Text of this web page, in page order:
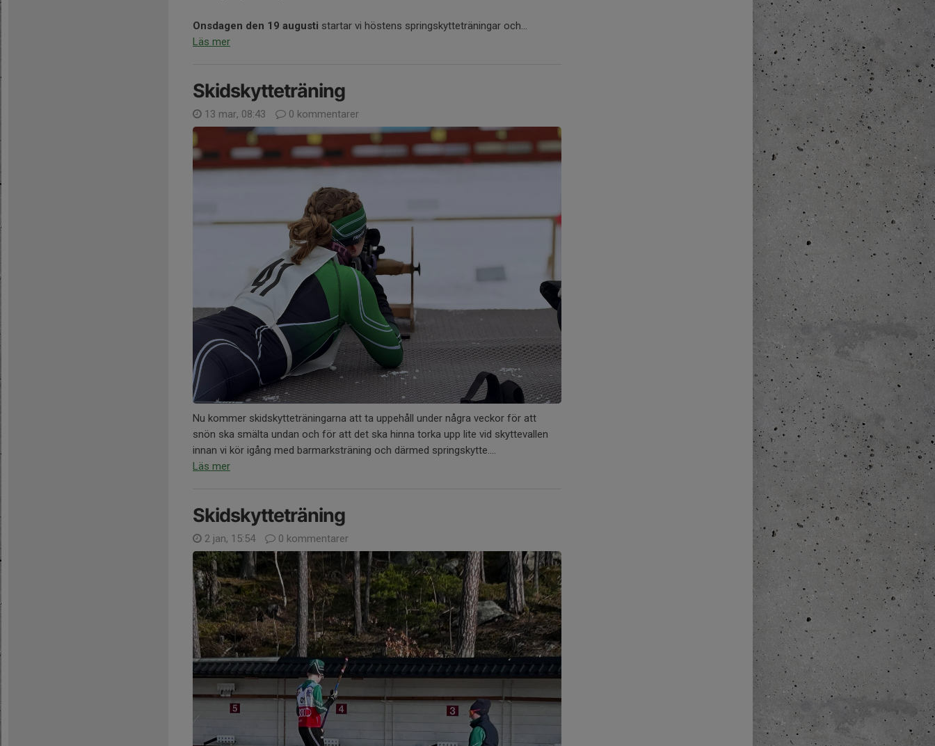
Onsdagen den 19 augusti startar vi höstens springskytteträningar och...
Läs mer
Skidskytteträning
13 mar, 08:43 0 kommentarer
Nu kommer skidskytteträningarna att ta uppehåll under några veckor för att
snön ska smälta undan och för att det ska hinna torka upp lite vid skyttevallen
innan vi kör igång med barmarksträning och därmed springskytte....
Läs mer
Skidskytteträning
2 jan, 15:54 0 kommentarer